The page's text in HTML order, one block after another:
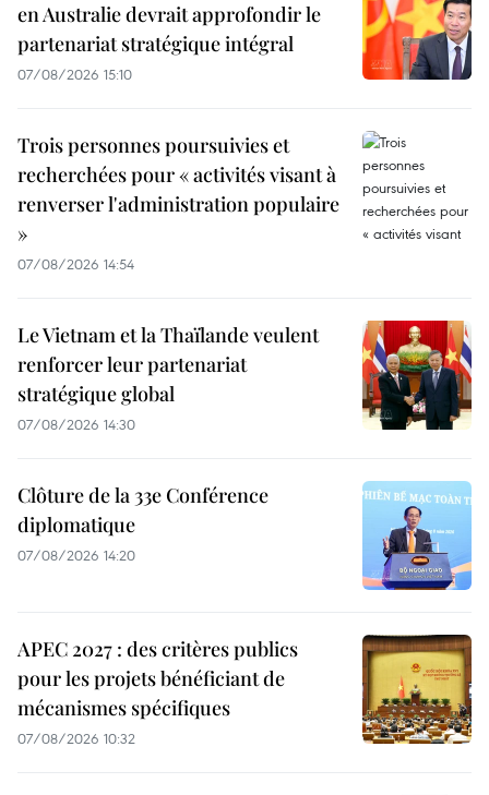
en Australie devrait approfondir le
partenariat stratégique intégral
07/08/2026 15:10
Trois personnes poursuivies et
recherchées pour « activités visant à
renverser l'administration populaire
»
07/08/2026 14:54
Le Vietnam et la Thaïlande veulent
renforcer leur partenariat
stratégique global
07/08/2026 14:30
Clôture de la 33e Conférence
diplomatique
07/08/2026 14:20
APEC 2027 : des critères publics
pour les projets bénéficiant de
mécanismes spécifiques
07/08/2026 10:32